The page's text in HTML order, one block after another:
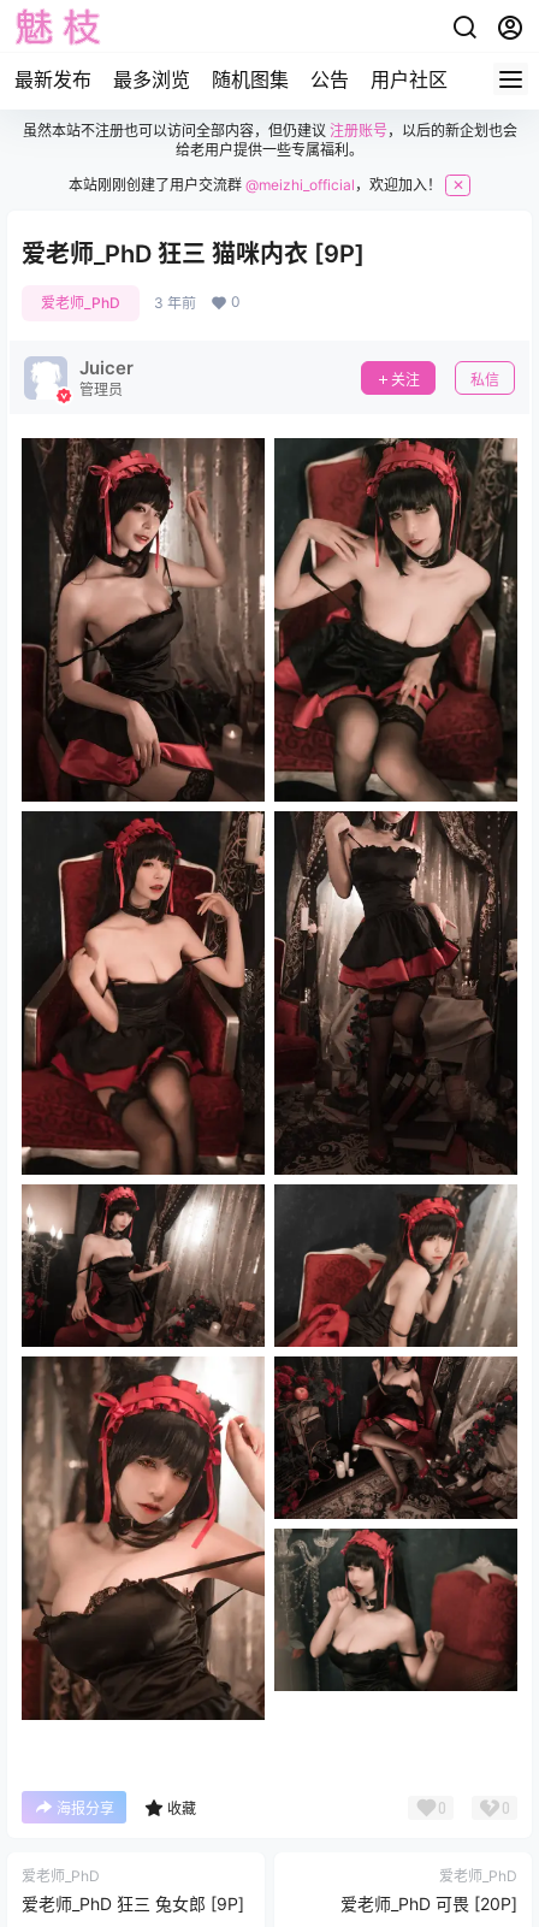
最新发布 最多浏览 随机图集 公告 用户社区
虽然本站不注册也可以访问全部内容，但仍建议 注册账号，以后的新企划也会
给老用户提供一些专属福利。
本站刚刚创建了用户交流群@meizhi_official ，欢迎加入！ ✕
爱老师_PhD 狂三 猫咪内衣 [9P]
爱老师_PhD 3 年前 0
Juicer
管理员
关注 私信
海报分享 收藏 0 0
爱老师_PhD
爱老师_PhD 狂三 兔女郎 [9P]
爱老师_PhD
爱老师_PhD 可畏 [20P]